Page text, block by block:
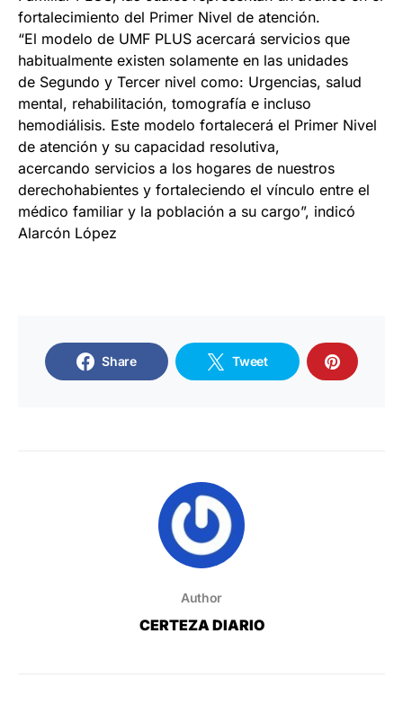
fortalecimiento del Primer Nivel de atención.
“El modelo de UMF PLUS acercará servicios que
habitualmente existen solamente en las unidades
de Segundo y Tercer nivel como: Urgencias, salud
mental, rehabilitación, tomografía e incluso
hemodiálisis. Este modelo fortalecerá el Primer Nivel
de atención y su capacidad resolutiva,
acercando servicios a los hogares de nuestros
derechohabientes y fortaleciendo el vínculo entre el
médico familiar y la población a su cargo”, indicó
Alarcón López
Share Tweet
Author
CERTEZA DIARIO